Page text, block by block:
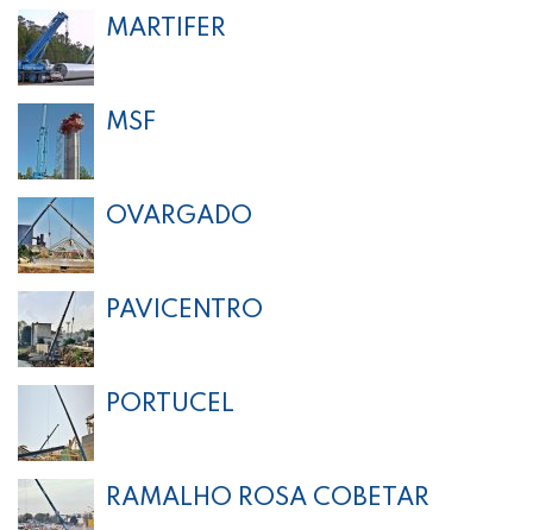
MARTIFER
MSF
OVARGADO
PAVICENTRO
PORTUCEL
RAMALHO ROSA COBETAR